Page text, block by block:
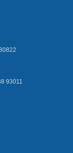
93011